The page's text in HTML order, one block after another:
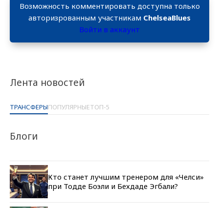
Лента новостей
ТРАНСФЕРЫПОПУЛЯРНЫЕТОП-5
Блоги
Кто станет лучшим тренером для «Челси»
при Тодде Боэли и Бехдаде Эгбали?
Возможность комментировать доступна только
авторизрованным участникам ChelseaBlues
Войти в аккаунт